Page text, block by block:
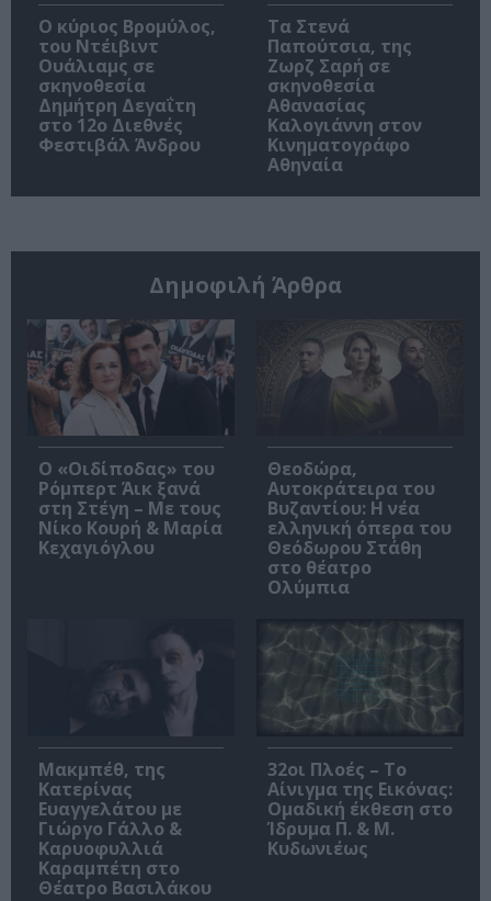
O κύριος Βρομύλος,
του Ντέιβιντ
Ουάλιαμς σε
σκηνοθεσία
Δημήτρη Δεγαΐτη
στο 12ο Διεθνές
Φεστιβάλ Άνδρου
Τα Στενά
Παπούτσια, της
Ζωρζ Σαρή σε
σκηνοθεσία
Αθανασίας
Καλογιάννη στον
Κινηματογράφο
Αθηναία
Δημοφιλή Άρθρα
O «Οιδίποδας» του
Ρόμπερτ Άικ ξανά
στη Στέγη – Με τους
Νίκο Κουρή & Μαρία
Κεχαγιόγλου
Θεοδώρα,
Αυτοκράτειρα του
Βυζαντίου: Η νέα
ελληνική όπερα του
Θεόδωρου Στάθη
στο θέατρο
Ολύμπια
Μακμπέθ, της
Κατερίνας
Ευαγγελάτου με
Γιώργο Γάλλο &
Καρυοφυλλιά
Καραμπέτη στο
Θέατρο Βασιλάκου
32οι Πλοές – Το
Αίνιγμα της Εικόνας:
Ομαδική έκθεση στο
Ίδρυμα Π. & Μ.
Κυδωνιέως